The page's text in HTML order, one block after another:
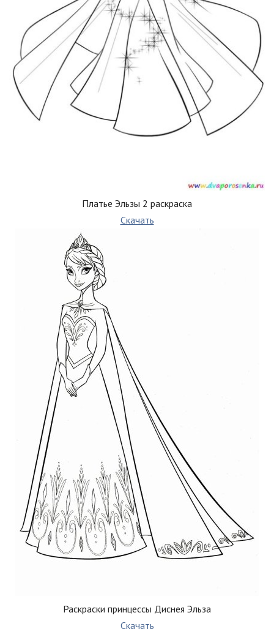
Платье Эльзы 2 раскраска
Скачать
Раскраски принцессы Диснея Эльза
Скачать